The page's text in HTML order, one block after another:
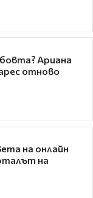
Ариана
отново
на онлайн
на